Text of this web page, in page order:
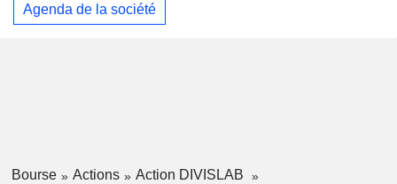
Agenda de la société
Bourse Actions
Action DIVISLAB